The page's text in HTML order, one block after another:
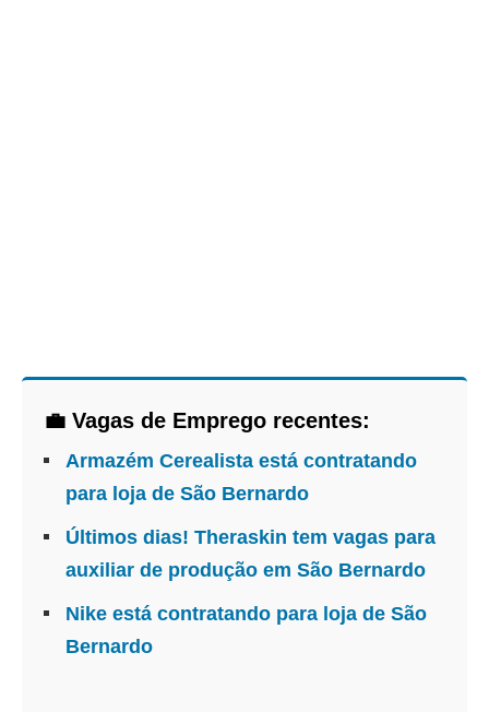
💼 Vagas de Emprego recentes:
Armazém Cerealista está contratando
para loja de São Bernardo
Últimos dias! Theraskin tem vagas para
auxiliar de produção em São Bernardo
Nike está contratando para loja de São
Bernardo